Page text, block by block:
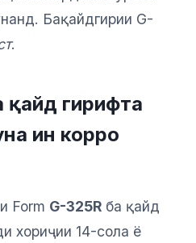
Бақайдгирии G-
.
қайд гирифта
ин корро
Form G-325R ба қайд
хориҷии 14-сола ё